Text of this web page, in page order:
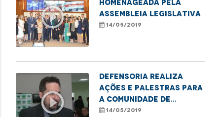
play_circle_outline
homenageada pela
Assembleia Legislativa
14/05/2019
play_circle_outline
Defensoria realiza
ações e palestras para
a comunidade de
Imperatriz
14/05/2019